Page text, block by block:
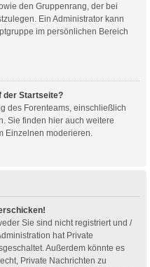
den Gruppenrang, der bei
Ein Administrator kann
im persönlichen Bereich
der Startseite?
des Forenteams, einschließlich
Sie finden hier auch weitere
Einzelnen moderieren.
Sie sind nicht registriert und /
hat Private
Außerdem könnte es
Private Nachrichten zu